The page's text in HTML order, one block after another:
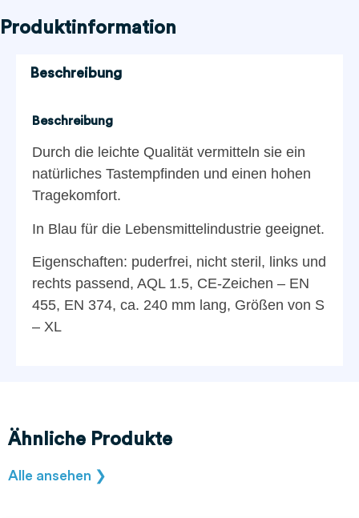
Produktinformation
Beschreibung
Beschreibung
Durch die leichte Qualität vermitteln sie ein
natürliches Tastempfinden und einen hohen
Tragekomfort.
In Blau für die Lebensmittelindustrie geeignet.
Eigenschaften: puderfrei, nicht steril, links und
rechts passend, AQL 1.5, CE-Zeichen – EN
455, EN 374, ca. 240 mm lang, Größen von S
– XL
Ähnliche Produkte
Alle ansehen ❯